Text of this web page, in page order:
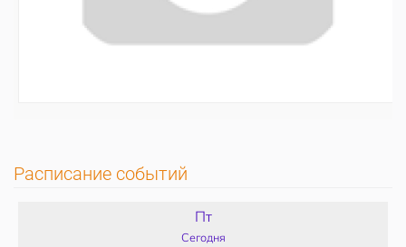
Расписание событий
Пт
Сегодня